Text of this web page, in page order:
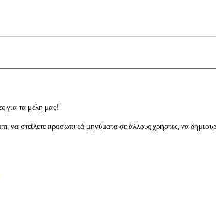
για τα μέλη μας!
να στείλετε προσωπικά μηνύματα σε άλλους χρήστες, να